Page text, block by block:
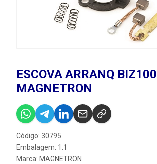
ESCOVA ARRANQ BIZ100
MAGNETRON
Código: 30795
Embalagem: 1.1
Marca: MAGNETRON